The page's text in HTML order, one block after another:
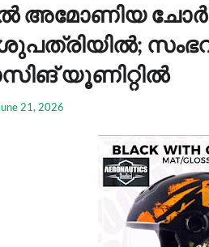
അമോണിയ
യൂണിറ്റിൽ
21, 2026